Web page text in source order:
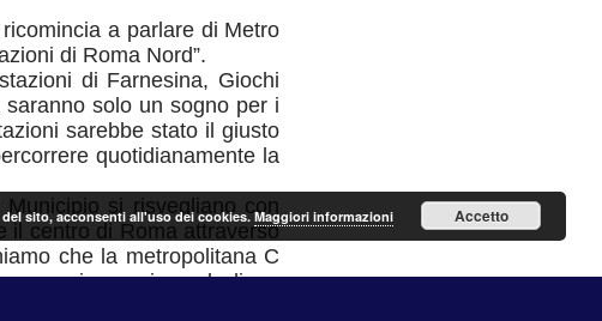
a parlare di Metro
di Roma Nord”.
di Farnesina, Giochi
solo un sogno per i
sarebbe stato il giusto
quotidianamente la
si risvegliano con
il centro di Roma attraverso
che la metropolitana C
e congiungersi con la linea
sito, acconsenti all'uso dei cookies.Maggiori informazioni Accetto